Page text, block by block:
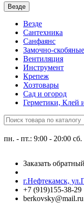
Везде
Везде
Сантехника
Санфаянс
Замочно-
Вентиляция
Инструмент
Крепеж
Хозтовары
Сад и огород
Герметики, Клей
пн. - пт.: 9:00 - 20:00 сб.
Заказать
г.Нефтекамск,
+7 (919)155-38-29
berkovsky@mail.ru